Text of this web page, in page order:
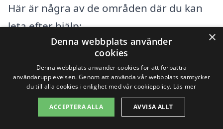
Här är några av de områden där du kan
leta efter hjälp:
Fränsta
×
Denna webbplats använder
cookies
Denna webbplats använder cookies för att förbättra
användarupplevelsen. Genom att använda vår webbplats samtycker
du till alla cookies i enlighet med vår cookiepolicy. Läs mer
ACCEPTERA ALLA AVVISA ALLT